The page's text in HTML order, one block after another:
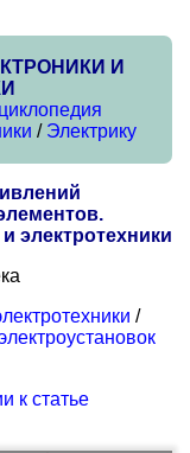
И
/ Электрику
электротехники
/
к статье